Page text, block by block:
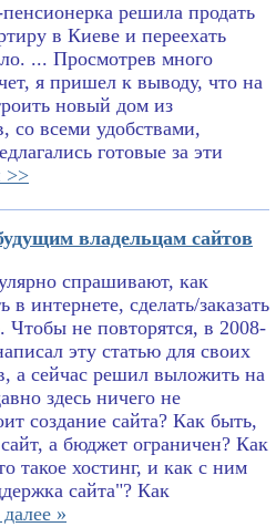
решила продать
в Киеве и переехать
... Просмотрев много
я пришел к выводу, что на
новый дом из
со всеми удобствами,
готовые за эти
>>
владельцам сайтов
спрашивают, как
в интернете, сделать/заказать
Чтобы не повторятся, в 2008-
эту статью для своих
а сейчас решил выложить на
здесь ничего не
создание сайта? Как быть,
а бюджет ограничен? Как
такое хостинг, и как с ним
сайта"? Как
»